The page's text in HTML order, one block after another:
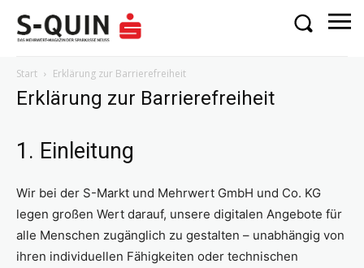
Start Erklärung zur Barrierefreiheit
Erklärung zur Barrierefreiheit
1. Einleitung
Wir bei der S-Markt und Mehrwert GmbH und Co. KG
legen großen Wert darauf, unsere digitalen Angebote für
alle Menschen zugänglich zu gestalten – unabhängig von
ihren individuellen Fähigkeiten oder technischen